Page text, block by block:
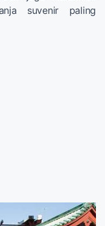
suvenir paling